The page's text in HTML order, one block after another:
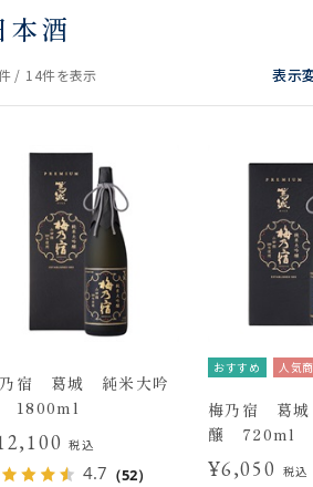
本酒
/ 14件を表示 表示
宿 葛城 純米大吟
1800ml
税込
4.7 （52）
おすすめ 人気
梅乃宿 葛
醸 720ml
¥6,050 税込